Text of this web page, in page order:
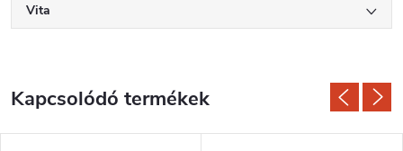
Vita
Kapcsolódó termékek